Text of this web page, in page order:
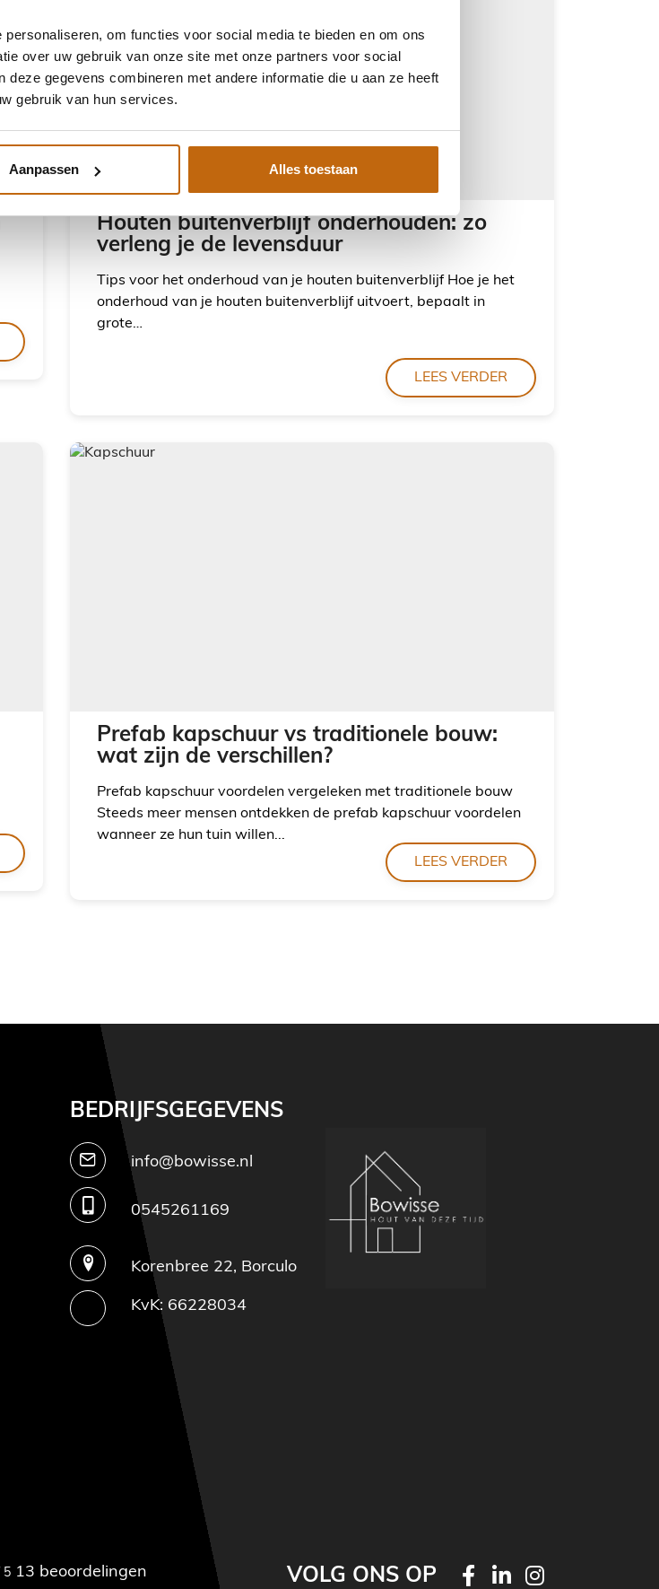
om functies voor social media te bieden en om ons
over uw gebruik van onze site met onze partners voor social
gegevens combineren met andere informatie die u aan ze heeft
gebruik van hun services.
Aanpassen Alles toestaan
Houten buitenverblijf onderhouden: zo
verleng je de levensduur
Tips voor het onderhoud van je houten buitenverblijf Hoe je het
onderhoud van je houten buitenverblijf uitvoert, bepaalt in
grote…
LEES VERDER
Prefab kapschuur vs traditionele bouw:
wat zijn de verschillen?
Prefab kapschuur voordelen vergeleken met traditionele bouw
Steeds meer mensen ontdekken de prefab kapschuur voordelen
wanneer ze hun tuin willen...
LEES VERDER
BEDRIJFSGEGEVENS
info@bowisse.nl
0545261169
Korenbree 22, Borculo
KvK: 66228034
513 beoordelingen VOLG ONS OP